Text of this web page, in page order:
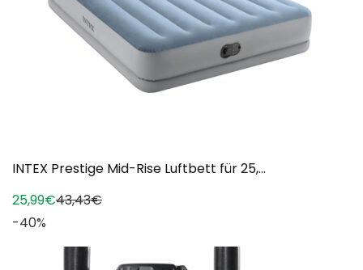
INTEX Prestige Mid-Rise Luftbett für 25,...
25,99€43,43€
-40%